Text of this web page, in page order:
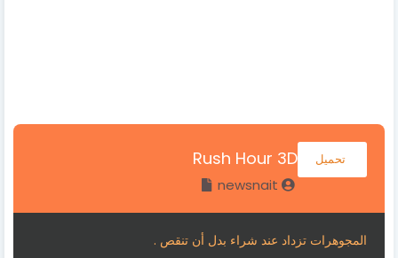
Rush Hour 3D تحميل
المجوهرات تزداد عند شراء بدل أن تنقص .